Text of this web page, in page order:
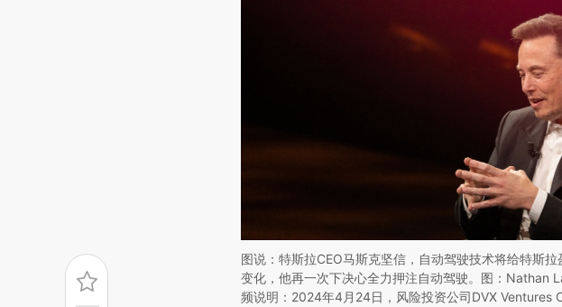
图说：特斯拉CEO马斯克坚信，自动驾驶技术将给特斯
变化，他再一次下决心全力押注自动驾驶。图：Nathan
频说明：2024年4月24日，风险投资公司DVX Ventures